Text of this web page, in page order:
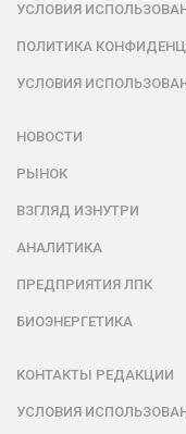
УСЛОВИЯ
ПОЛИТИКА
УСЛОВИЯ
НОВОСТИ
РЫНОК
ВЗГЛЯД ИЗНУТРИ
АНАЛИТИКА
ПРЕДПРИЯТИЯ ЛПК
БИОЭНЕРГЕТИКА
КОНТАКТЫ РЕДАКЦИИ
УСЛОВИЯ